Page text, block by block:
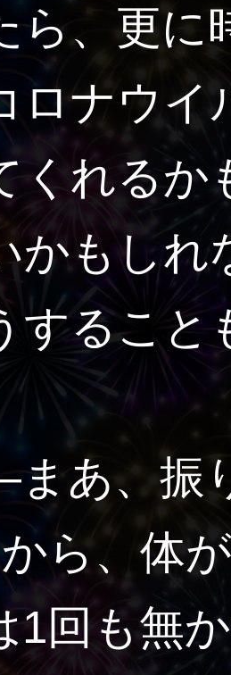
ら、更に
ロナウイ
くれるか
かもしれ
すること
あ、振
ら、体
1回も無